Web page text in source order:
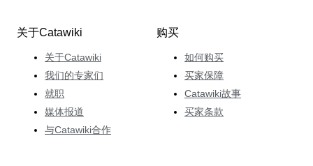
关于Catawiki
关于Catawiki
我们的专家们
就职
媒体报道
与Catawiki合作
购买
如何购买
买家保障
Catawiki故事
买家条款